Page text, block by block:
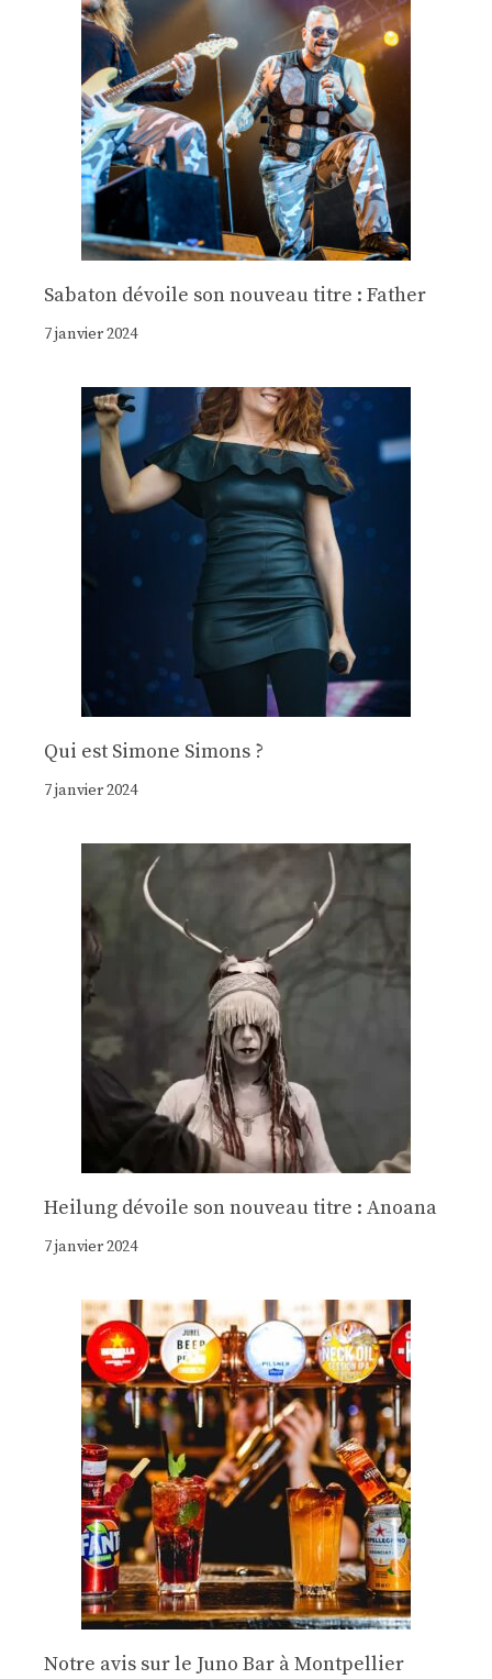
Sabaton dévoile son nouveau titre : Father
7 janvier 2024
Qui est Simone Simons ?
7 janvier 2024
Heilung dévoile son nouveau titre : Anoana
7 janvier 2024
Notre avis sur le Juno Bar à Montpellier